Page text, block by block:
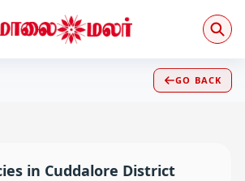
GO BACK
in Cuddalore District